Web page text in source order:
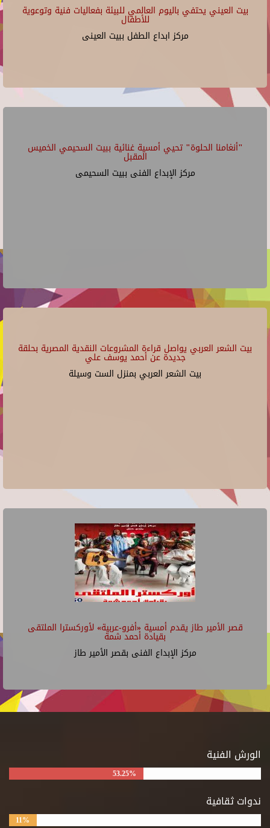
بيت العيني يحتفي باليوم العالمي للبيئة بفعاليات فنية وتوعوية
للأطفال
مركز ابداع الطفل ببيت العينى
"أنغامنا الحلوة" تحيي أمسية غنائية ببيت السحيمي الخميس
المقبل
مركز الإبداع الفنى ببيت السحيمى
بيت الشعر العربي يواصل قراءة المشروعات النقدية المصرية بحلقة
جديدة عن أحمد يوسف علي
بيت الشعر العربي بمنزل الست وسيلة
قصر الأمير طاز يقدم أمسية «أفرو-عربية» لأوركسترا الملتقى
بقيادة أحمد شمة
مركز الإبداع الفنى بقصر الأمير طاز
الورش الفنية
53.25%
ندوات ثقافية
11%